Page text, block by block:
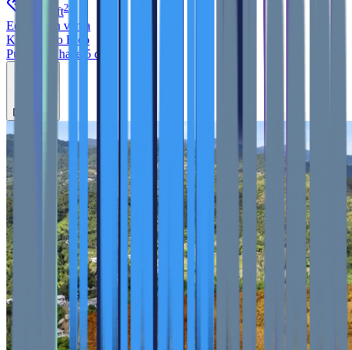
ft2
Edificio
en venta
KW Puerto Rico
Publicado hace 5 días
Destacar